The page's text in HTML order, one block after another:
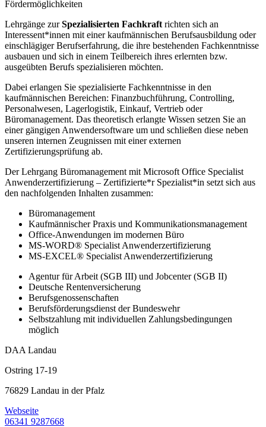
Fördermöglichkeiten
Lehrgänge zurSpezialisierten Fachkraftrichten sich an
Interessent*innen mit einer kaufmännischen Berufsausbildung oder
einschlägiger Berufserfahrung, die ihre bestehenden Fachkenntnisse
ausbauen und sich in einem Teilbereich ihres erlernten bzw.
ausgeübten Berufs spezialisieren möchten.
Dabei erlangen Sie spezialisierte Fachkenntnisse in den
kaufmännischen Bereichen: Finanzbuchführung, Controlling,
Personalwesen, Lagerlogistik, Einkauf, Vertrieb oder
Büromanagement. Das theoretisch erlangte Wissen setzen Sie an
einer gängigen Anwendersoftware um und schließen diese neben
unseren internen Zeugnissen mit einer externen
Zertifizierungsprüfung ab.
Der Lehrgang Büromanagement mit Microsoft Office Specialist
Anwenderzertifizierung – Zertifizierte*r Spezialist*in setzt sich aus
den nachfolgenden Inhalten zusammen:
Büromanagement
Kaufmännischer Praxis und Kommunikationsmanagement
Office-Anwendungen im modernen Büro
MS-WORD® Specialist Anwenderzertifizierung
MS-EXCEL® Specialist Anwenderzertifizierung
Agentur für Arbeit (SGB III) und Jobcenter (SGB II)
Deutsche Rentenversicherung
Berufsgenossenschaften
Berufsförderungsdienst der Bundeswehr
Selbstzahlung mit individuellen Zahlungsbedingungen
möglich
DAA Landau
Ostring 17-19
76829 Landau in der Pfalz
Webseite
06341 9287668